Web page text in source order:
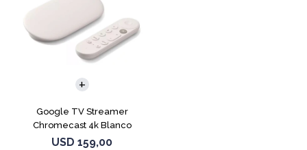
Google TV Streamer
Chromecast 4k Blanco
USD 159,00